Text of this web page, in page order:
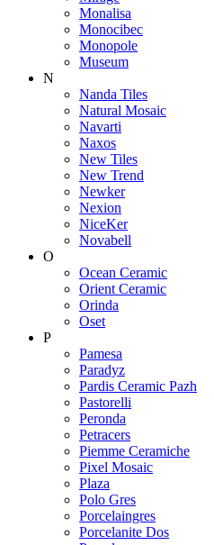
Monalisa
Monocibec
Monopole
Museum
N
Nanda Tiles
Natural Mosaic
Navarti
Naxos
New Tiles
New Trend
Newker
Nexion
NiceKer
Novabell
O
Ocean Ceramic
Orient Ceramic
Orinda
Oset
P
Pamesa
Paradyz
Pardis Ceramic Pazh
Pastorelli
Peronda
Petracers
Piemme Ceramiche
Pixel Mosaic
Plaza
Polo Gres
Porcelaingres
Porcelanite Dos